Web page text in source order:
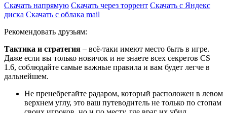
Скачать напрямую Скачать через торрент Скачать с Яндекс
диска Скачать с облака mail
Рекомендовать друзьям:
Тактика и стратегия – всё-таки имеют место быть в игре.
Даже если вы только новичок и не знаете всех секретов CS
1.6, соблюдайте самые важные правила и вам будет легче в
дальнейшем.
Не пренебрегайте радаром, который расположен в левом
верхнем углу, это ваш путеводитель не только по стопам